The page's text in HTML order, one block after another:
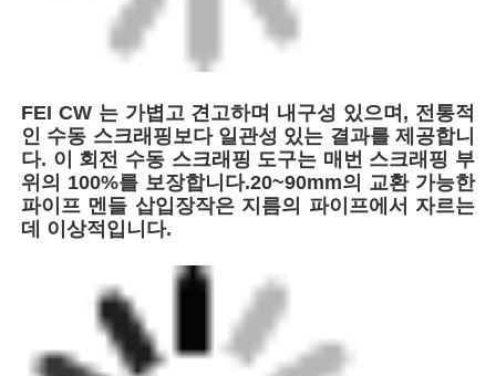
홈
회사 소개
FEI CW 는 가볍고 견고하며 내구성 있으며, 전통적
인 수동 스크래핑보다 일관성 있는 결과를 제공합니
다. 이 회전 수동 스크래핑 도구는 매번 스크래핑 부
위의 100%를 보장합니다.20~90mm의 교환 가능한
파이프 멘들 삽입장작은 지름의 파이프에서 자르는
데 이상적입니다.